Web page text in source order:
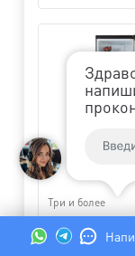
Три и более